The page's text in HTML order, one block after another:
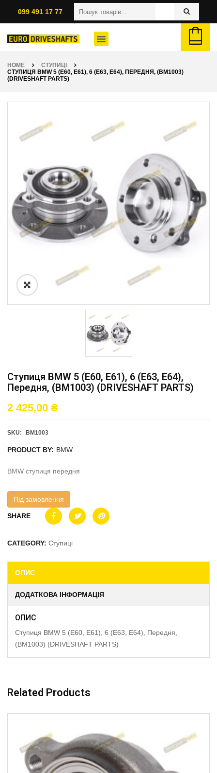
099 491 17 77
HOME
СТУПИЦІ
СТУПИЦЯ BMW 5 (E60, E61), 6 (E63, E64), ПЕРЕДНЯ, (BM1003)
(DRIVESHAFT PARTS)
Ступиця BMW 5 (E60, E61), 6 (E63, E64),
Передня, (BM1003) (DRIVESHAFT PARTS)
2 425,00 ₴
SKU: BM1003
PRODUCT BY: BMW
BMW ступиця передня
Під замовлення
SHARE
CATEGORY: Ступиці
ОПИС
ДОДАТКОВА ІНФОРМАЦІЯ
ОПИС
Ступиця BMW 5 (E60, E61), 6 (E63, E64), Передня,
(BM1003) (DRIVESHAFT PARTS)
Related Products